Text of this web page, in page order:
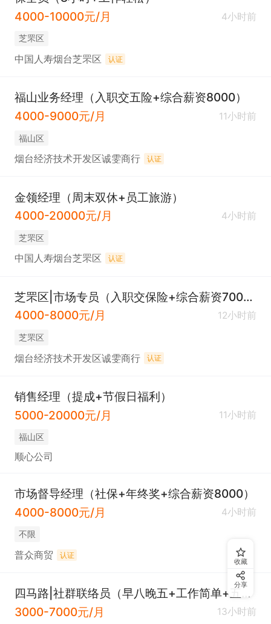
4000-10000元/月
4小时前
芝罘区
中国人寿烟台芝罘区 认证
福山业务经理（入职交五险+综合薪资8000）
4000-9000元/月
11小时前
福山区
烟台经济技术开发区诚雯商行 认证
金领经理（周末双休+员工旅游）
4000-20000元/月
4小时前
芝罘区
中国人寿烟台芝罘区 认证
芝罘区|市场专员（入职交保险+综合薪资7000+员工福利）
4000-8000元/月
12小时前
芝罘区
烟台经济技术开发区诚雯商行 认证
销售经理（提成+节假日福利）
5000-20000元/月
11小时前
福山区
顺心公司
市场督导经理（社保+年终奖+综合薪资8000）
4000-8000元/月
4小时前
不限
普众商贸 认证
四马路|社群联络员（早八晚五+工作简单+五险）
3000-7000元/月
13小时前
收藏
分享